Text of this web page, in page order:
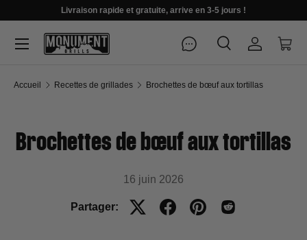
Livraison rapide et gratuite, arrive en 3-5 jours !
Recherche
Se
Menu
Accueil Recettes de grillades Brochettes de bœuf aux tortillas
Brochettes de bœuf aux tortillas
16 juin 2026
Partager: